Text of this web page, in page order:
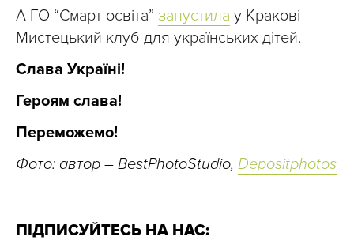
А ГО “Смарт освіта” запустила у Кракові
Мистецький клуб для українських дітей.
Слава Україні!
Героям слава!
Переможемо!
Фото: автор – BestPhotoStudio, Depositphotos
ПІДПИСУЙТЕСЬ НА НАС: